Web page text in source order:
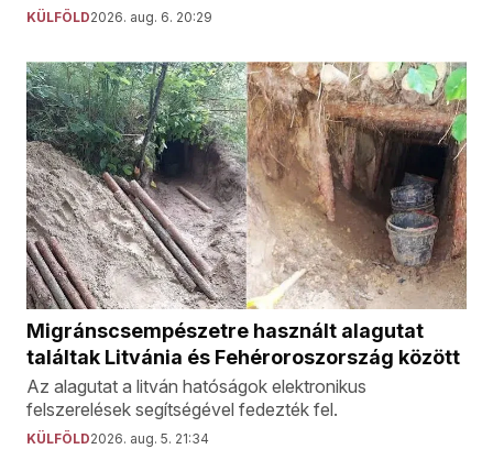
KÜLFÖLD2026. aug. 6. 20:29
Migránscsempészetre használt alagutat
találtak Litvánia és Fehéroroszország között
Az alagutat a litván hatóságok elektronikus
felszerelések segítségével fedezték fel.
KÜLFÖLD2026. aug. 5. 21:34